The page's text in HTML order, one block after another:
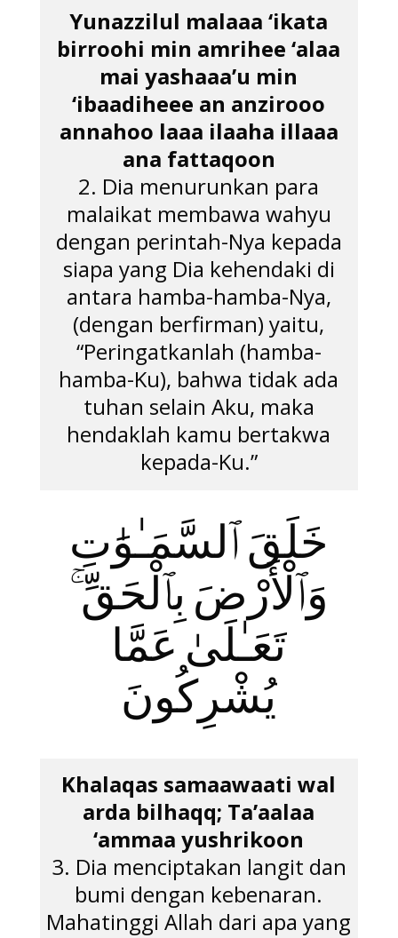
Yunazzilul malaaa ‘ikata
birroohi min amrihee ‘alaa
mai yashaaa’u min
‘ibaadiheee an anzirooo
annahoo laaa ilaaha illaaa
ana fattaqoon
2. Dia menurunkan para
malaikat membawa wahyu
dengan perintah-Nya kepada
siapa yang Dia kehendaki di
antara hamba-hamba-Nya,
(dengan berfirman) yaitu,
“Peringatkanlah (hamba-
hamba-Ku), bahwa tidak ada
tuhan selain Aku, maka
hendaklah kamu bertakwa
kepada-Ku.”
خَلَقَ ٱلسَّمَـٰوَ‌ٰتِ
وَٱلْأَرْضَ بِٱلْحَقِّ ۚ
تَعَـٰلَىٰ عَمَّا
يُشْرِكُونَ
Khalaqas samaawaati wal
arda bilhaqq; Ta’aalaa
‘ammaa yushrikoon
3. Dia menciptakan langit dan
bumi dengan kebenaran.
Mahatinggi Allah dari apa yang